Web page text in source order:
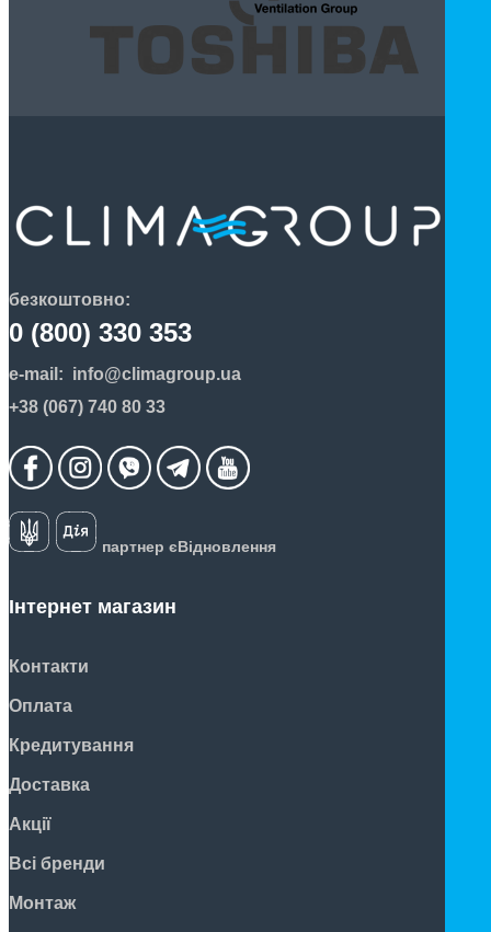
безкоштовно:
0 (800) 330 353
e-mail: info@climagroup.ua
+38 (067) 740 80 33
партнер єВідновлення
Інтернет магазин
Контакти
Оплата
Кредитування
Доставка
Акції
Всі бренди
Монтаж